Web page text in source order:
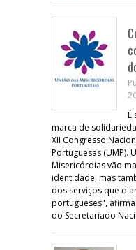
É
marca de
XII Congresso
Portuguesas (UMP).
Misericórdias vão
identidade, mas
dos serviços que
portugueses",
do Secretariado